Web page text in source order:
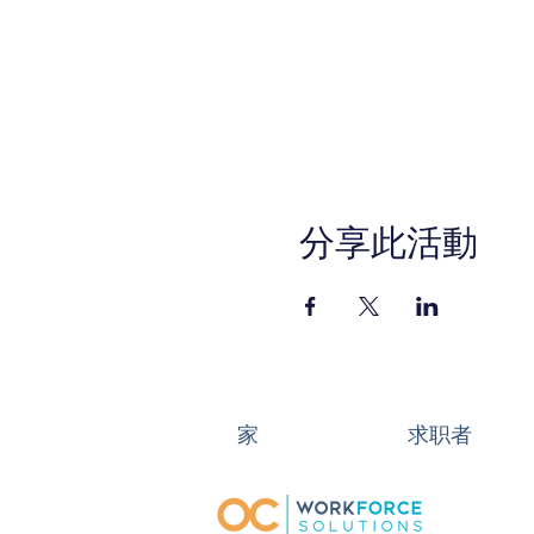
分享此活動
家 求职者